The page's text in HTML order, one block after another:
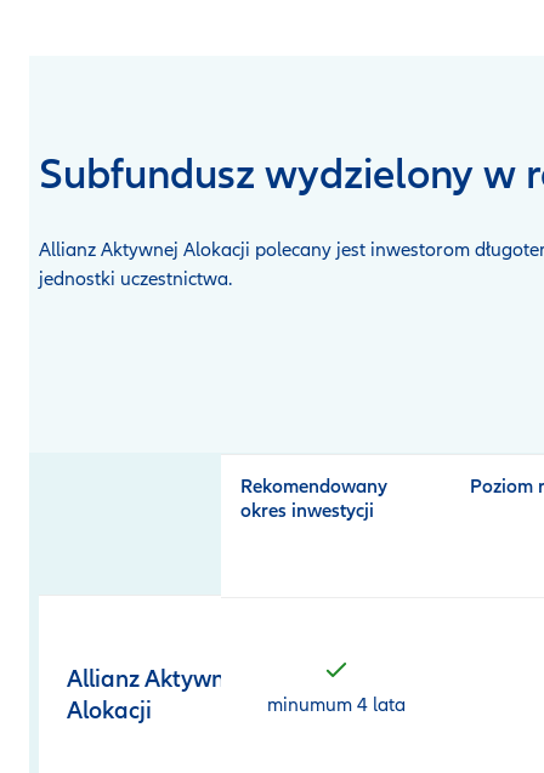
Subfundusz wydzielony w
Allianz Aktywnej Alokacji polecany jest inwestorom
jednostki uczestnictwa.
Allianz Aktywnej
Alokacji
Rekomendowany
okres inwestycji
minumum 4 lata
Poziom